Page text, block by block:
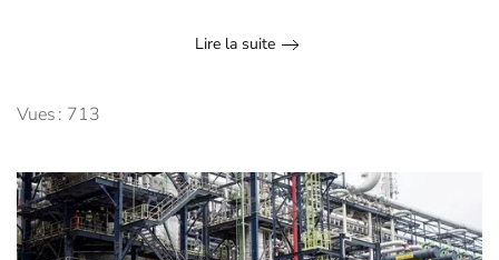
Lire la suite
Vues : 713